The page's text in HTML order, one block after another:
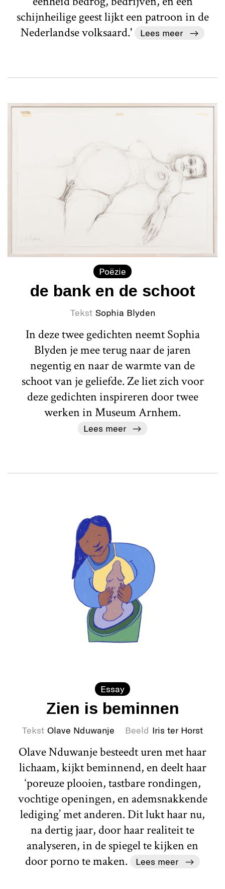
schijnheilige geest lijkt een patroon in de
Nederlandse volksaard.'
Lees meer
Poëzie
de bank en de schoot
Tekst Sophia Blyden
In deze twee gedichten neemt Sophia
Blyden je mee terug naar de jaren
negentig en naar de warmte van de
schoot van je geliefde. Ze liet zich voor
deze gedichten inspireren door twee
werken in Museum Arnhem.
Lees meer
Essay
Zien is beminnen
Tekst Olave Nduwanje Beeld Iris ter Horst
Olave Nduwanje besteedt uren met haar
lichaam, kijkt beminnend, en deelt haar
‘poreuze plooien, tastbare rondingen,
vochtige openingen, en ademsnakkende
lediging’ met anderen. Dit lukt haar nu,
na dertig jaar, door haar realiteit te
analyseren, in de spiegel te kijken en
door porno te maken.
Lees meer